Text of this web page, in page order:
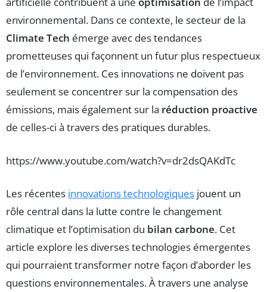
environnemental. Dans ce contexte, le secteur de la
Climate Tech émerge avec des tendances
prometteuses qui façonnent un futur plus respectueux
de l’environnement. Ces innovations ne doivent pas
seulement se concentrer sur la compensation des
émissions, mais également sur la réduction proactive
de celles-ci à travers des pratiques durables.
https://www.youtube.com/watch?v=dr2dsQAKdTc
Les récentes innovations technologiques jouent un
rôle central dans la lutte contre le changement
climatique et l’optimisation du bilan carbone. Cet
article explore les diverses technologies émergentes
qui pourraient transformer notre façon d’aborder les
questions environnementales. À travers une analyse